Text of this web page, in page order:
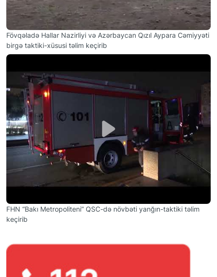
Fövqəladə Hallar Nazirliyi və Azərbaycan Qızıl Aypara Cəmiyyəti
birgə taktiki-xüsusi təlim keçirib
FHN “Bakı Metropoliteni” QSC-də növbəti yanğın-taktiki təlim
keçirib